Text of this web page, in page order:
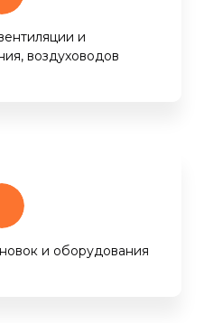
и
воздуховодов
и оборудования